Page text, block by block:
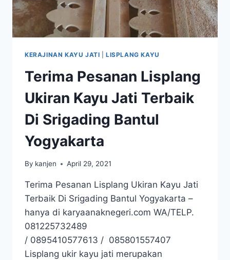
KERAJINAN KAYU JATI |LISPLANG KAYU
Terima Pesanan Lisplang
Ukiran Kayu Jati Terbaik
Di Srigading Bantul
Yogyakarta
By kanjen April 29, 2021
Terima Pesanan Lisplang Ukiran Kayu Jati
Terbaik Di Srigading Bantul Yogyakarta –
hanya di karyaanaknegeri.com WA/TELP.
081225732489
/ 0895410577613 / 085801557407
Lisplang ukir kayu jati merupakan